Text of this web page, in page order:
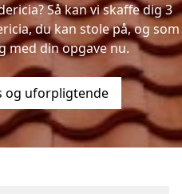
Så kan vi skaffe dig 3
du kan stole på, og som
med din opgave nu.
og uforpligtende